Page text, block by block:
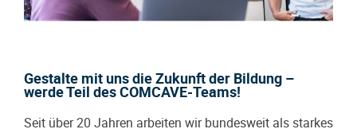
Gestalte mit uns die Zukunft der Bildung –
werde Teil des COMCAVE-Teams!
Seit über 20 Jahren arbeiten wir bundesweit als starkes